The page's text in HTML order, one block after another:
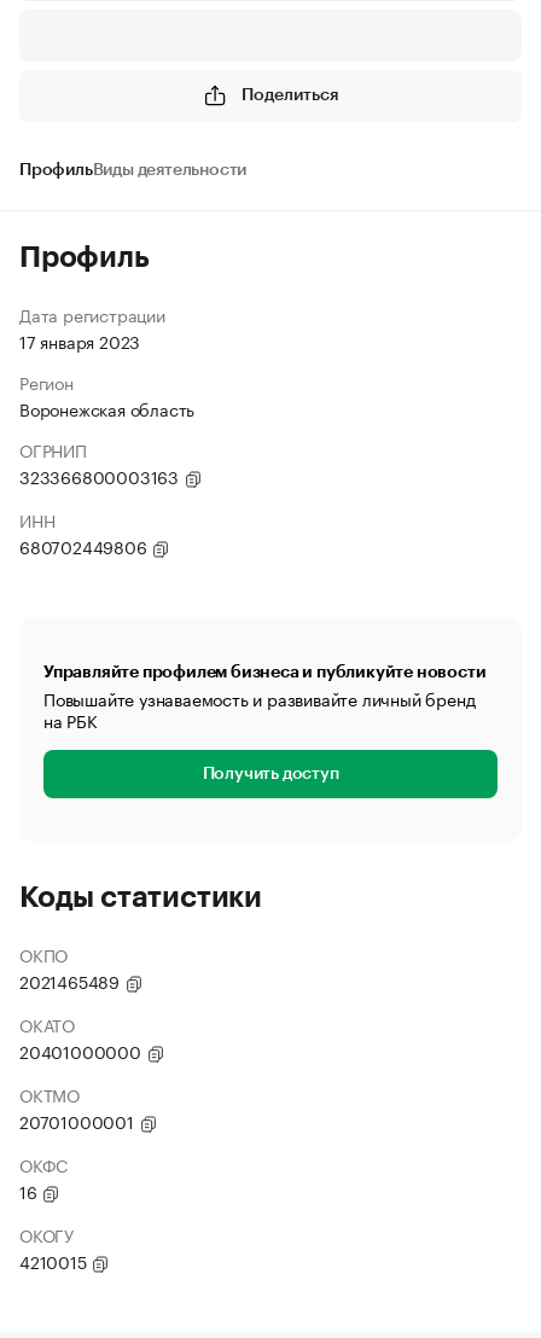
Поделиться
ПрофильВиды деятельности
Профиль
Дата регистрации
17 января 2023
Регион
Воронежская область
ОГРНИП
323366800003163
ИНН
680702449806
Управляйте профилем бизнеса и публикуйте новости
Повышайте узнаваемость и развивайте личный бренд
на РБК
Получить доступ
Коды статистики
ОКПО
2021465489
ОКАТО
20401000000
ОКТМО
20701000001
ОКФС
16
ОКОГУ
4210015